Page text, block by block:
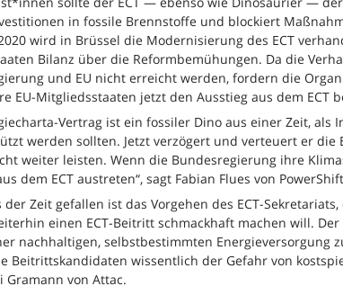
in fossile Brennstoffe und blockiert
wird in Brüssel die Modernisierung des ECT
Bilanz über die Reformbemühungen. Da die
und EU nicht erreicht werden, fordern die
EU-Mitgliedsstaaten jetzt den Ausstieg aus dem ECT
Vertrag ist ein fossiler Dino aus einer Zeit, als
werden sollten. Jetzt verzögert und verteuert er die
weiter leisten. Wenn die Bundesregierung ihre
dem ECT austreten“, sagt Fabian Flues von
der Zeit gefallen ist das Vorgehen des ECT-
einen ECT-Beitritt schmackhaft machen will.
nachhaltigen, selbstbestimmten Energieversorgung
Beitrittskandidaten wissentlich der Gefahr von
Gramann von Attac.